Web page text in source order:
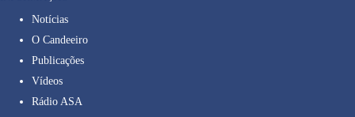
Notícias
O Candeeiro
Publicações
Vídeos
Rádio ASA